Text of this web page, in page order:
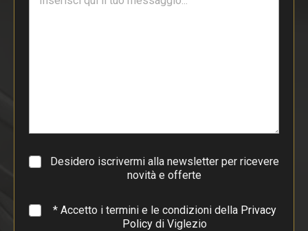
g
a
f
Desidero iscrivermi alla newsletter per ricevere
novità e offerte
* * Accetto i termini e le condizioni della Privacy
Policydi Viglezio